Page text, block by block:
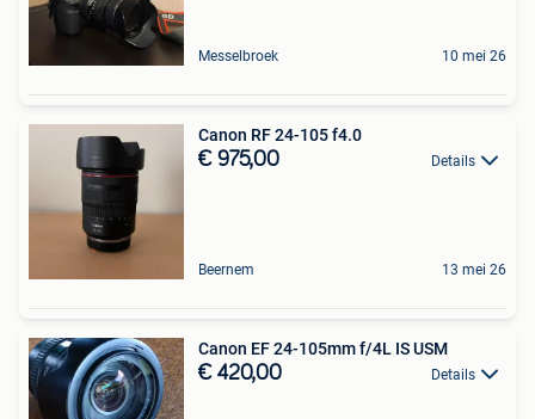
Messelbroek 10 mei 26
Canon RF 24-105 f4.0
€ 975,00 Details
Beernem 13 mei 26
Canon EF 24-105mm f/4L IS USM
€ 420,00 Details